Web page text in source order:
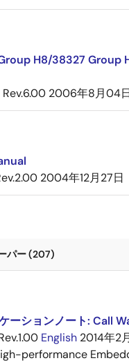
H8/38327 Group
2006年8月04
2004年12月27日
パー (207)
ーションノート: Call
English 2014年2
performance